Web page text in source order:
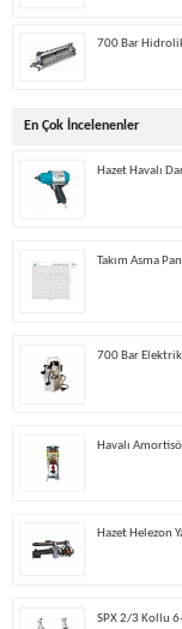
700 Bar
En Çok İncelenenler
Hazet Havalı
Takım Asma
700 Bar
Havalı
Hazet Helezon
SPX 2/3 Kollu